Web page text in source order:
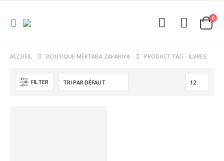
0
ACCUEIL BOUTIQUE MEKTABA ZAKARIYA PRODUCT TAG - ILVRES
FILTER